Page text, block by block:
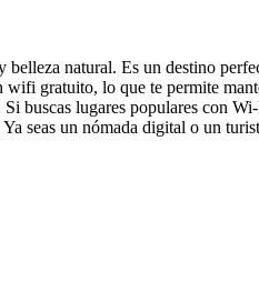
natural. Es un destino
gratuito, lo que te permite
buscas lugares populares con
seas un nómada digital o un